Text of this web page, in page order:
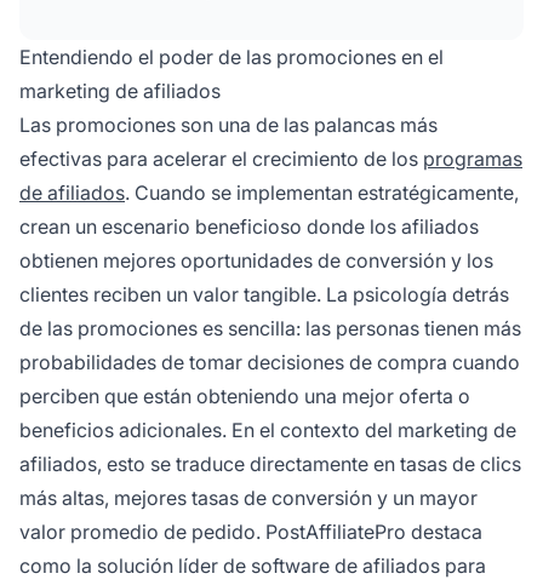
Entendiendo el poder de las promociones en el
marketing de afiliados
Las promociones son una de las palancas más
efectivas para acelerar el crecimiento de los programas
de afiliados. Cuando se implementan estratégicamente,
crean un escenario beneficioso donde los afiliados
obtienen mejores oportunidades de conversión y los
clientes reciben un valor tangible. La psicología detrás
de las promociones es sencilla: las personas tienen más
probabilidades de tomar decisiones de compra cuando
perciben que están obteniendo una mejor oferta o
beneficios adicionales. En el contexto del marketing de
afiliados, esto se traduce directamente en tasas de clics
más altas, mejores tasas de conversión y un mayor
valor promedio de pedido. PostAffiliatePro destaca
como la solución líder de software de afiliados para